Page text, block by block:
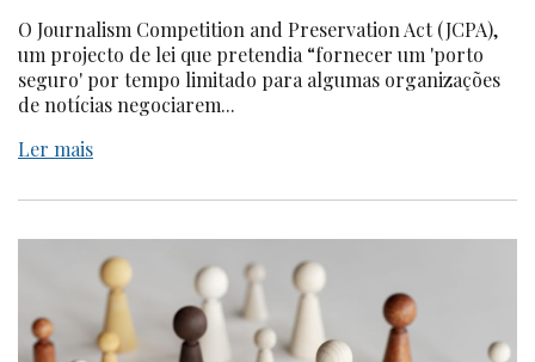
O Journalism Competition and Preservation Act (JCPA),
um projecto de lei que pretendia “fornecer um 'porto
seguro' por tempo limitado para algumas organizações
de notícias negociarem...
Ler mais